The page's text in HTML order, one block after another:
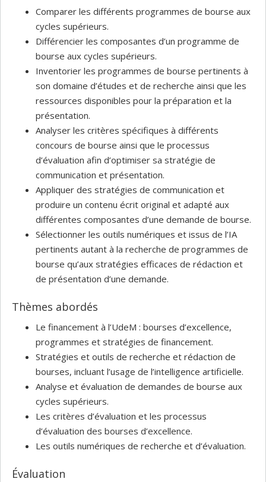
Comparer les différents programmes de bourse aux
cycles supérieurs.
Différencier les composantes d’un programme de
bourse aux cycles supérieurs.
Inventorier les programmes de bourse pertinents à
son domaine d’études et de recherche ainsi que les
ressources disponibles pour la préparation et la
présentation.
Analyser les critères spécifiques à différents
concours de bourse ainsi que le processus
d’évaluation afin d’optimiser sa stratégie de
communication et présentation.
Appliquer des stratégies de communication et
produire un contenu écrit original et adapté aux
différentes composantes d’une demande de bourse.
Sélectionner les outils numériques et issus de l’IA
pertinents autant à la recherche de programmes de
bourse qu’aux stratégies efficaces de rédaction et
de présentation d’une demande.
Thèmes abordés
Le financement à l’UdeM : bourses d’excellence,
programmes et stratégies de financement.
Stratégies et outils de recherche et rédaction de
bourses, incluant l’usage de l’intelligence artificielle.
Analyse et évaluation de demandes de bourse aux
cycles supérieurs.
Les critères d’évaluation et les processus
d’évaluation des bourses d’excellence.
Les outils numériques de recherche et d’évaluation.
Évaluation